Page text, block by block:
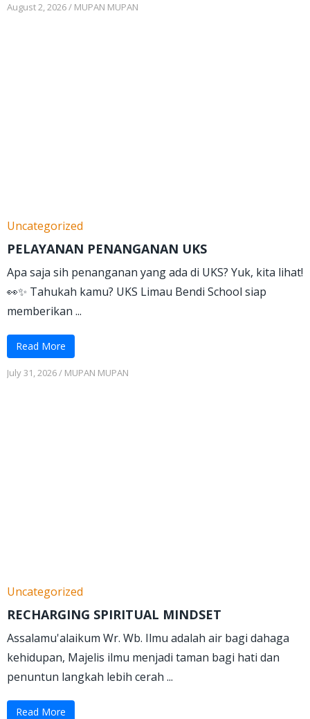
August 2, 2026/ MUPAN MUPAN
Uncategorized
PELAYANAN PENANGANAN UKS
Apa saja sih penanganan yang ada di UKS? Yuk, kita lihat!
👀✨ Tahukah kamu? UKS Limau Bendi School siap
memberikan ...
Read More
July 31, 2026/ MUPAN MUPAN
Uncategorized
RECHARGING SPIRITUAL MINDSET
Assalamu'alaikum Wr. Wb. Ilmu adalah air bagi dahaga
kehidupan, Majelis ilmu menjadi taman bagi hati dan
penuntun langkah lebih cerah ...
Read More